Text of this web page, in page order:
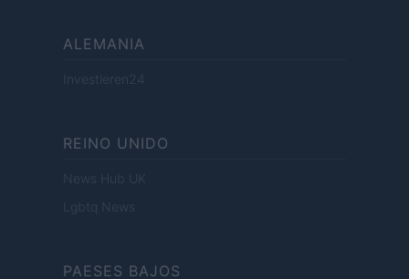
ALEMANIA
Investieren24
REINO UNIDO
News Hub UK
Lgbtq News
PAESES BAJOS